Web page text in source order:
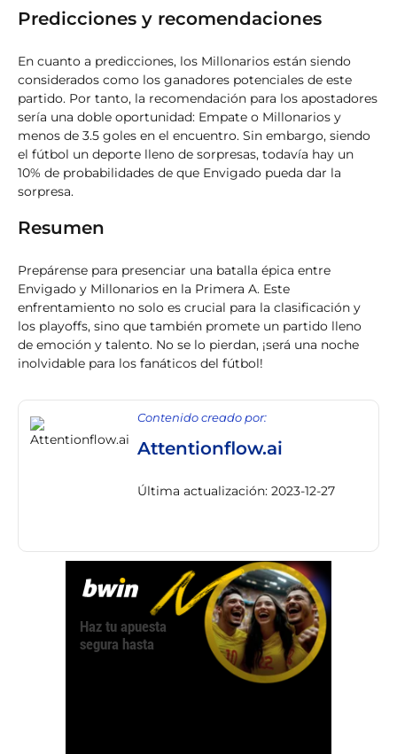
Predicciones y recomendaciones
En cuanto a predicciones, los Millonarios están siendo
considerados como los ganadores potenciales de este
partido. Por tanto, la recomendación para los apostadores
sería una doble oportunidad: Empate o Millonarios y
menos de 3.5 goles en el encuentro. Sin embargo, siendo
el fútbol un deporte lleno de sorpresas, todavía hay un
10% de probabilidades de que Envigado pueda dar la
sorpresa.
Resumen
Prepárense para presenciar una batalla épica entre
Envigado y Millonarios en la Primera A. Este
enfrentamiento no solo es crucial para la clasificación y
los playoffs, sino que también promete un partido lleno
de emoción y talento. No se lo pierdan, ¡será una noche
inolvidable para los fanáticos del fútbol!
Contenido creado por:
Attentionflow.ai
Última actualización: 2023-12-27